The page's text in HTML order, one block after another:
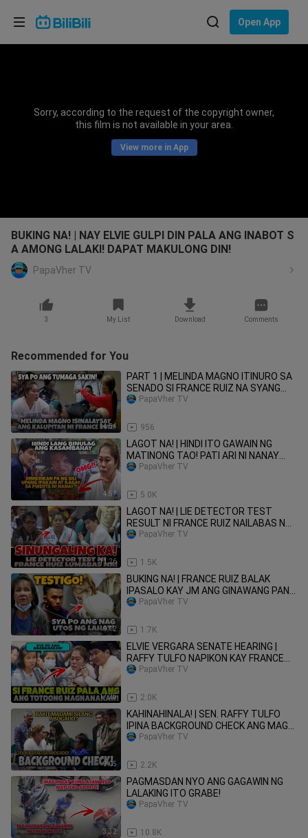
Open App
Sorry, according to the request of the copyright owner,
this film is not available in your area.
View more in App
BUKING NA! | NAY ELVIE GULPI DIN PALA ANG INABOT S
A AMONG LALAKI! DAPAT MAKULONG DIN!
PapaVher TV
3 My List Download Comments
Recommended for You
14:54
PART 1 | MELINDA MAGNO ITINURO SA
SENADO SI FRANCE RUIZ NA SYANG
TUMAGA SA KANYA!
956
PapaVher TV
4:57
LAGOT NA! | HINDI ITO GAWAIN NG
MATINONG TAO! PATI ARI NI NANAY
PINAKAIN NG SILI! OMG!
5.0K
PapaVher TV
11:26
LAGOT NA! | LIE DETECTOR TEST
RESULT NI FRANCE RUIZ NAILABAS NA
SA SENADO! MAGKAKAALAMAN NA!
1.5K
PapaVher TV
9:12
BUKING NA! | FRANCE RUIZ BALAK
IPASALO KAY JM ANG GINAWANG PANG
GUGULPI KAY NAY ELVIE VERGARA!
1.7K
PapaVher TV
17:25
ELVIE VERGARA SENATE HEARING |
RAFFY TULFO NAPIKON KAY FRANCE
RUIZ DAMAY PATI DOLE!
2.0K
PapaVher TV
9:05
KAHINAHINALA! | SEN. RAFFY TULFO
IPINA BACKGROUND CHECK ANG MAG
ASAWA DAHIL SA DAMI NG ABOGADO!
2.2K
PapaVher TV
3:32
PAGMASDAN NYO ANG GAGAWIN NG
LALAKING ITO GRABE!
10.8K
PapaVher TV
Choose your language